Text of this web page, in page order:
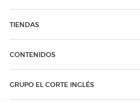
TIENDAS
CONTENIDOS
GRUPO EL CORTE INGLÉS